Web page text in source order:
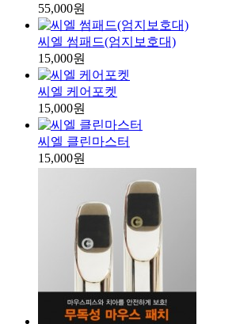
55,000원
씨엘 썸패드(엄지보호대)
15,000원
씨엘 케어포켓
15,000원
씨엘 클린마스터
15,000원